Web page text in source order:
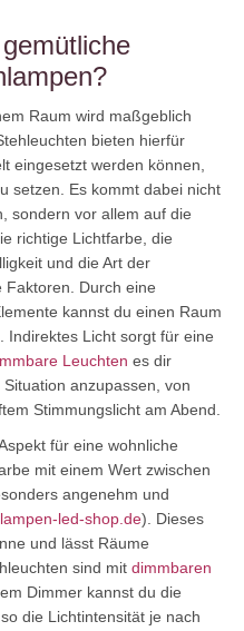
Raum wird maßgeblich
bieten hierfür
eingesetzt werden können,
setzen. Es kommt dabei nicht
sondern vor allem auf die
richtige Lichtfarbe, die
und die Art der
Faktoren. Durch eine
kannst du einen Raum
Indirektes Licht sorgt für eine
Leuchten es dir
anzupassen, von
Stimmungslicht am Abend.
für eine wohnliche
mit einem Wert zwischen
angenehm und
lampen-led-shop.de). Dieses
und lässt Räume
sind mit dimmbaren
Dimmer kannst du die
die Lichtintensität je nach